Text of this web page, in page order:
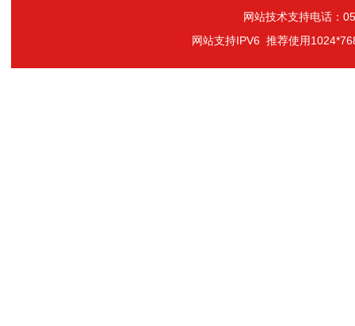
网站技术支持电话：
网站支持IPV6 推荐使用